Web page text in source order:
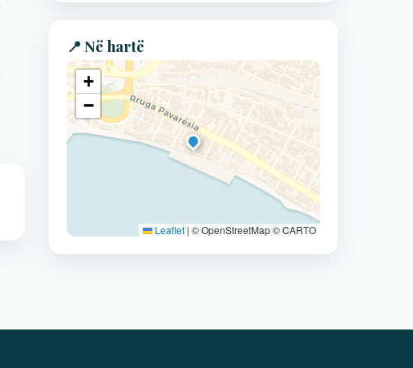
📍 Në hartë
+
−
Leaflet | © OpenStreetMap © CARTO